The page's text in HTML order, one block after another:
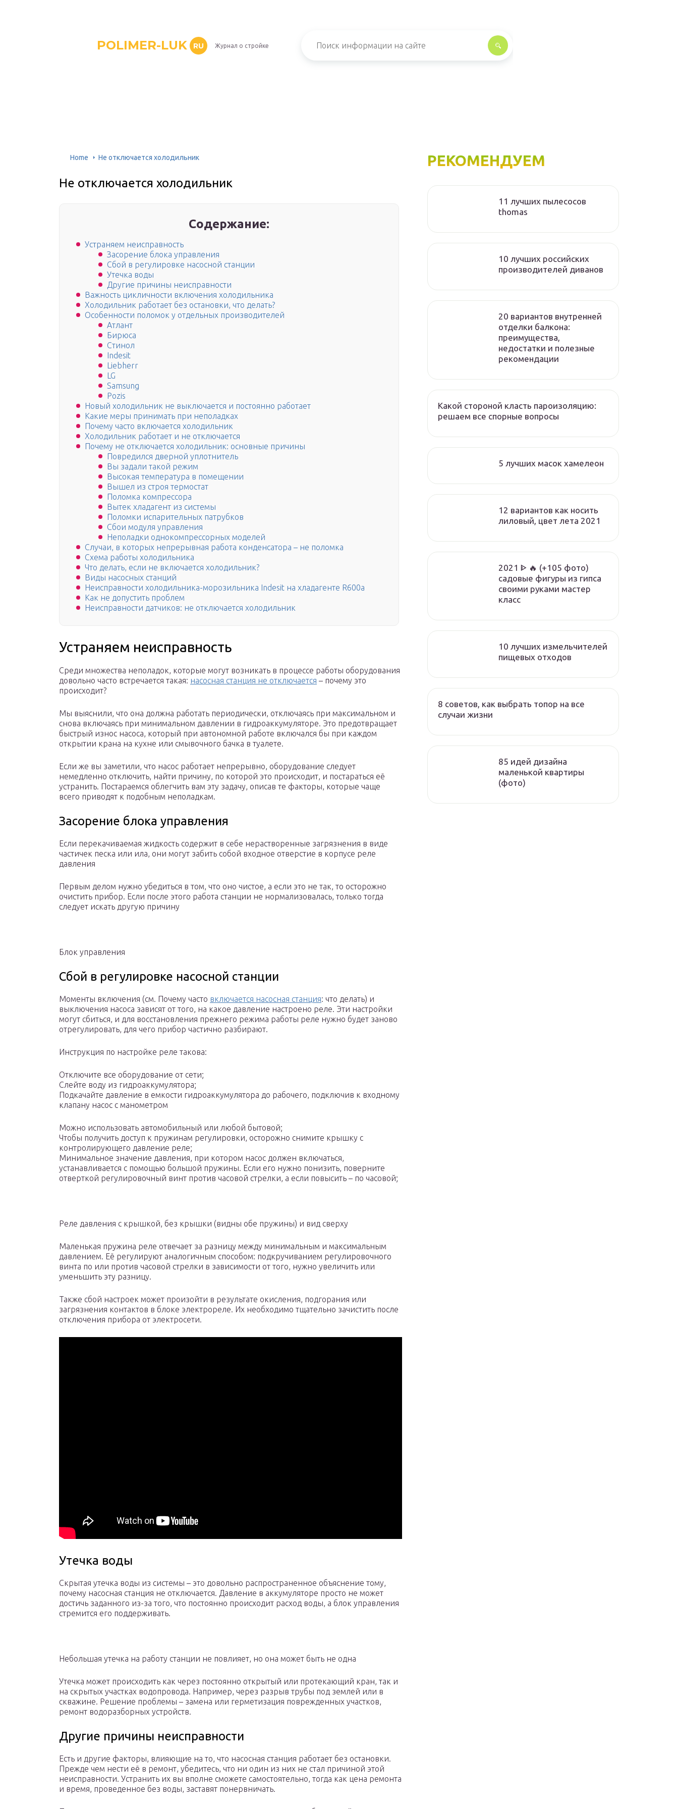
POLIMER-LUK RU Журнал о стройке
Home Не отключается холодильник
Не отключается холодильник
Содержание:
Устраняем неисправность
Засорение блока управления
Сбой в регулировке насосной станции
Утечка воды
Другие причины неисправности
Важность цикличности включения холодильника
Холодильник работает без остановки, что делать?
Особенности поломок у отдельных производителей
Атлант
Бирюса
Стинол
Indesit
Liebherr
LG
Samsung
Pozis
Новый холодильник не выключается и постоянно работает
Какие меры принимать при неполадках
Почему часто включается холодильник
Холодильник работает и не отключается
Почему не отключается холодильник: основные причины
Повредился дверной уплотнитель
Вы задали такой режим
Высокая температура в помещении
Вышел из строя термостат
Поломка компрессора
Вытек хладагент из системы
Поломки испарительных патрубков
Сбои модуля управления
Неполадки однокомпрессорных моделей
Случаи, в которых непрерывная работа конденсатора – не поломка
Схема работы холодильника
Что делать, если не включается холодильник?
Виды насосных станций
Неисправности холодильника-морозильника Indesit на хладагенте R600a
Как не допустить проблем
Неисправности датчиков: не отключается холодильник
Устраняем неисправность
Среди множества неполадок, которые могут возникать в процессе работы оборудования
довольно часто встречается такая: насосная станция не отключается – почему это
происходит?
Мы выяснили, что она должна работать периодически, отключаясь при максимальном и
снова включаясь при минимальном давлении в гидроаккумуляторе. Это предотвращает
быстрый износ насоса, который при автономной работе включался бы при каждом
открытии крана на кухне или смывочного бачка в туалете.
Если же вы заметили, что насос работает непрерывно, оборудование следует
немедленно отключить, найти причину, по которой это происходит, и постараться её
устранить. Постараемся облегчить вам эту задачу, описав те факторы, которые чаще
всего приводят к подобным неполадкам.
Засорение блока управления
Если перекачиваемая жидкость содержит в себе нерастворенные загрязнения в виде
частичек песка или ила, они могут забить собой входное отверстие в корпусе реле
давления
Первым делом нужно убедиться в том, что оно чистое, а если это не так, то осторожно
очистить прибор. Если после этого работа станции не нормализовалась, только тогда
следует искать другую причину
Блок управления
Сбой в регулировке насосной станции
Моменты включения (см. Почему часто включается насосная станция: что делать) и
выключения насоса зависят от того, на какое давление настроено реле. Эти настройки
могут сбиться, и для восстановления прежнего режима работы реле нужно будет заново
отрегулировать, для чего прибор частично разбирают.
Инструкция по настройке реле такова:
Отключите все оборудование от сети;
Слейте воду из гидроаккумулятора;
Подкачайте давление в емкости гидроаккумулятора до рабочего, подключив к входному
клапану насос с манометром
Можно использовать автомобильный или любой бытовой;
Чтобы получить доступ к пружинам регулировки, осторожно снимите крышку с
контролирующего давление реле;
Минимальное значение давления, при котором насос должен включаться,
устанавливается с помощью большой пружины. Если его нужно понизить, поверните
отверткой регулировочный винт против часовой стрелки, а если повысить – по часовой;
Реле давления с крышкой, без крышки (видны обе пружины) и вид сверху
Маленькая пружина реле отвечает за разницу между минимальным и максимальным
давлением. Её регулируют аналогичным способом: подкручиванием регулировочного
винта по или против часовой стрелки в зависимости от того, нужно увеличить или
уменьшить эту разницу.
Также сбой настроек может произойти в результате окисления, подгорания или
загрязнения контактов в блоке электрореле. Их необходимо тщательно зачистить после
отключения прибора от электросети.
Утечка воды
Скрытая утечка воды из системы – это довольно распространенное объяснение тому,
почему насосная станция не отключается. Давление в аккумуляторе просто не может
достичь заданного из-за того, что постоянно происходит расход воды, а блок управления
стремится его поддерживать.
Небольшая утечка на работу станции не повлияет, но она может быть не одна
Утечка может происходить как через постоянно открытый или протекающий кран, так и
на скрытых участках водопровода. Например, через разрыв трубы под землей или в
скважине. Решение проблемы – замена или герметизация поврежденных участков,
ремонт водоразборных устройств.
Другие причины неисправности
Есть и другие факторы, влияющие на то, что насосная станция работает без остановки.
Прежде чем нести её в ремонт, убедитесь, что ни один из них не стал причиной этой
неисправности. Устранить их вы вполне сможете самостоятельно, тогда как цена ремонта
и время, проведенное без воды, заставят понервничать.
РЕКОМЕНДУЕМ
11 лучших пылесосов
thomas
10 лучших российских
производителей диванов
20 вариантов внутренней
отделки балкона:
преимущества,
недостатки и полезные
рекомендации
Какой стороной класть пароизоляцию:
решаем все спорные вопросы
5 лучших масок хамелеон
12 вариантов как носить
лиловый, цвет лета 2021
2021 ᐈ 🔥 (+105 фото)
садовые фигуры из гипса
своими руками мастер
класс
10 лучших измельчителей
пищевых отходов
8 советов, как выбрать топор на все
случаи жизни
85 идей дизайна
маленькой квартиры
(фото)